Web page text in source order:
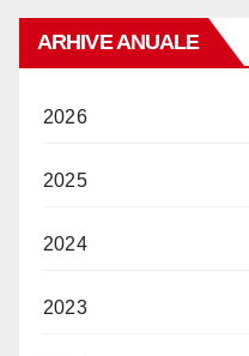
ARHIVE ANUALE
2026
2025
2024
2023